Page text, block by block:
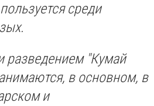
среди
разведением "Кумай
в основном, в
и